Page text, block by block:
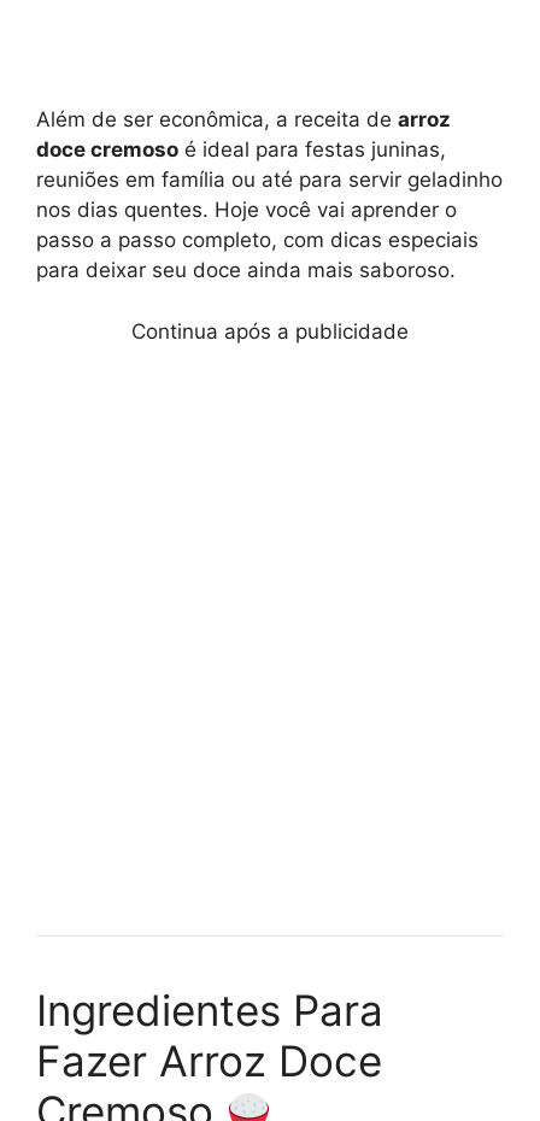
Além de ser econômica, a receita de arroz
doce cremoso é ideal para festas juninas,
reuniões em família ou até para servir geladinho
nos dias quentes. Hoje você vai aprender o
passo a passo completo, com dicas especiais
para deixar seu doce ainda mais saboroso.
Continua após a publicidade
Ingredientes Para
Fazer Arroz Doce
Cremoso